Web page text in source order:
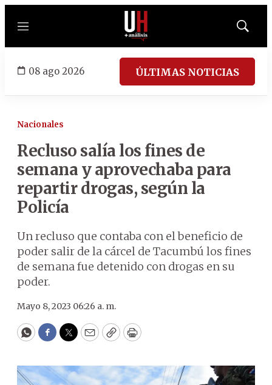
Menú
Mostrar
08 ago 2026 ÚLTIMAS NOTICIAS
Nacionales
Recluso salía los fines de
semana y aprovechaba para
repartir drogas, según la
Policía
Un recluso que contaba con el beneficio de
poder salir de la cárcel de Tacumbú los fines
de semana fue detenido con drogas en su
poder.
Mayo 8, 2023 06:26 a. m.
WhatsApp
Facebook
Twitter
EmailCopyPrint